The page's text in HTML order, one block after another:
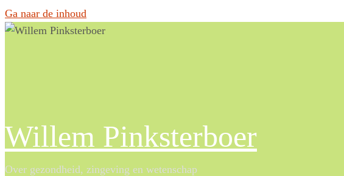
Ga naar de inhoud
Willem Pinksterboer
Over gezondheid, zingeving en wetenschap